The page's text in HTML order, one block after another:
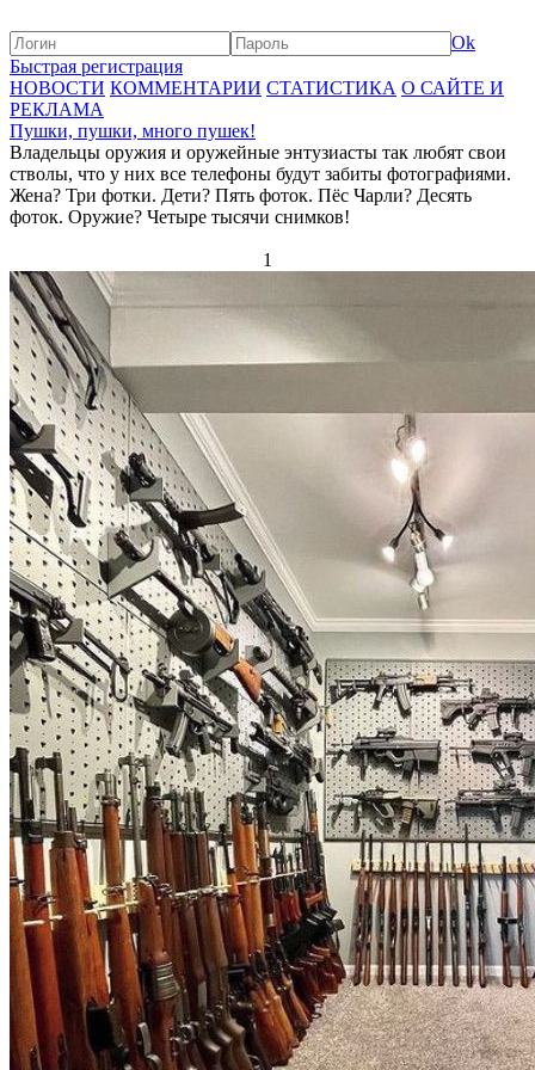
Ok
Быстрая регистрация
НОВОСТИ КОММЕНТАРИИ СТАТИСТИКА О САЙТЕ И
РЕКЛАМА
Пушки, пушки, много пушек!
Владельцы оружия и оружейные энтузиасты так любят свои
стволы, что у них все телефоны будут забиты фотографиями.
Жена? Три фотки. Дети? Пять фоток. Пёс Чарли? Десять
фоток. Оружие? Четыре тысячи снимков!
1